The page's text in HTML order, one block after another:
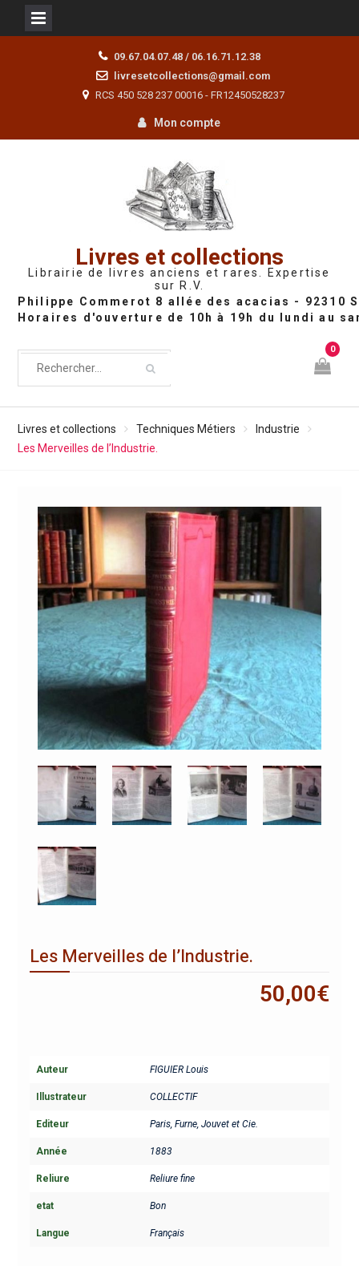
09.67.04.07.48 / 06.16.71.12.38
livresetcollections@gmail.com
RCS 450 528 237 00016 - FR12450528237
Mon compte
Livres et collections
Librairie de livres anciens et rares. Expertise
sur R.V.
0
Livres et collections Techniques Métiers
Industrie
Les Merveilles de l’Industrie.
Les Merveilles de l’Industrie.
50,00€
Auteur FIGUIER Louis
Illustrateur COLLECTIF
Editeur Paris, Furne, Jouvet et Cie.
Année 1883
Reliure Reliure fine
etat Bon
Langue Français